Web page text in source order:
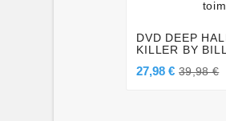
DVD DEEP
KILLER BY
27,98 € 39,98 €